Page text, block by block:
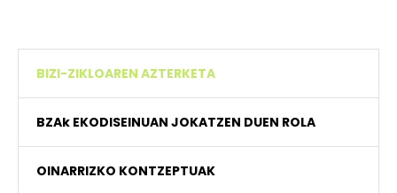
BIZI-ZIKLOAREN AZTERKETA
BZAk EKODISEINUAN JOKATZEN DUEN ROLA
OINARRIZKO KONTZEPTUAK